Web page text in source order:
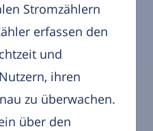
Stromzählern
erfassen den
und
ihren
zu überwachen.
über den